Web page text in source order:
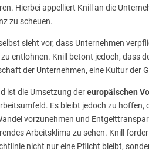
Hierbei appelliert Knill an die
zu scheuen.
sieht vor, dass Unternehmen
entlohnen. Knill betont jedoch, dass
der Unternehmen, eine Kultur der
ist die Umsetzung dereuropäischen
Es bleibt jedoch zu
vorzunehmen und
Arbeitsklima zu sehen. Knill
nicht nur eine Pflicht bleibt,